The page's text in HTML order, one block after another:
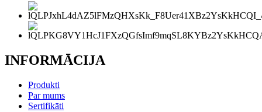
INFORMĀCIJA
Produkti
Par mums
Sertifikāti